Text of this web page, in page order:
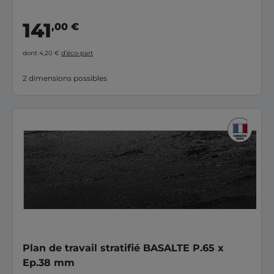
141,00 €
dont 4,20 € d’éco-part
2 dimensions possibles
Plan de travail stratifié BASALTE P.65 x
Ep.38 mm